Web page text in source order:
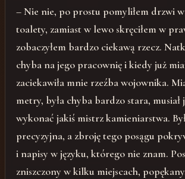
– Nie nie, po prostu pomyliłem drzwi
toalety, zamiast w lewo skręciłem w
zobaczyłem bardzo ciekawą rzecz.
chyba na jego pracownię i kiedy już
zaciekawiła mnie rzeźba wojownika.
metry, była chyba bardzo stara, musiał
wykonać jakiś mistrz kamieniarstwa.
precyzyjna, a zbroję tego posągu
i napisy w języku, którego nie znam.
zniszczony w kilku miejscach,